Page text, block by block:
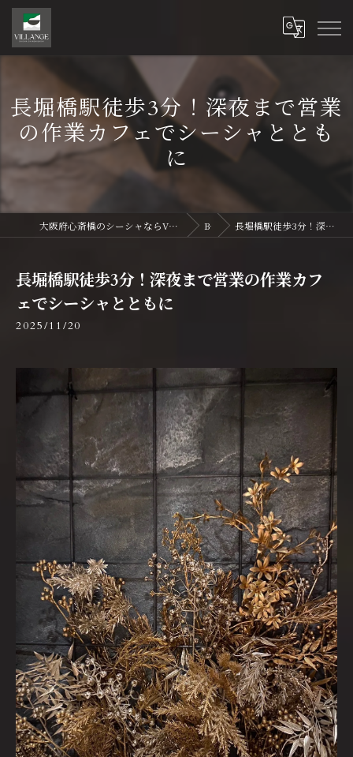
長堀橋駅徒歩3分！深夜まで営業
の作業カフェでシーシャととも
に
大阪府心斎橋のシーシャならVillange Shisha Shinsaibasi〜ヴィランジュ シーシャ 心斎橋 Blog 長堀橋駅徒歩3分！深夜まで営業の作業カフェでシーシャとともに
長堀橋駅徒歩3分！深夜まで営業の作業カフ
ェでシーシャとともに
2025/11/20